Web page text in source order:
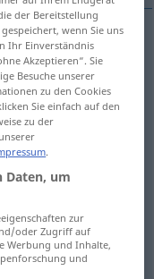
der Bereitstellung
wenn Sie uns
Ihr Einverständnis
Akzeptieren“. Sie
Besuche unserer
zu den Cookies
Sie einfach auf den
zu der
.
Daten, um
zur
oder Zugriff auf
Werbung und Inhalte,
und